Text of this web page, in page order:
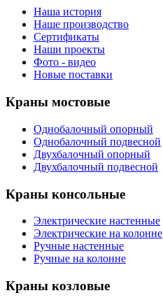
Наша история
Наше производство
Сертификаты
Наши проекты
Фото - видео
Новые поставки
Краны мостовые
Однобалочный опорный
Однобалочный подвесной
Двухбалочный опорный
Двухбалочный подвесной
Краны консольные
Электрические настенные
Электрические на колонне
Ручные настенные
Ручные на колонне
Краны козловые